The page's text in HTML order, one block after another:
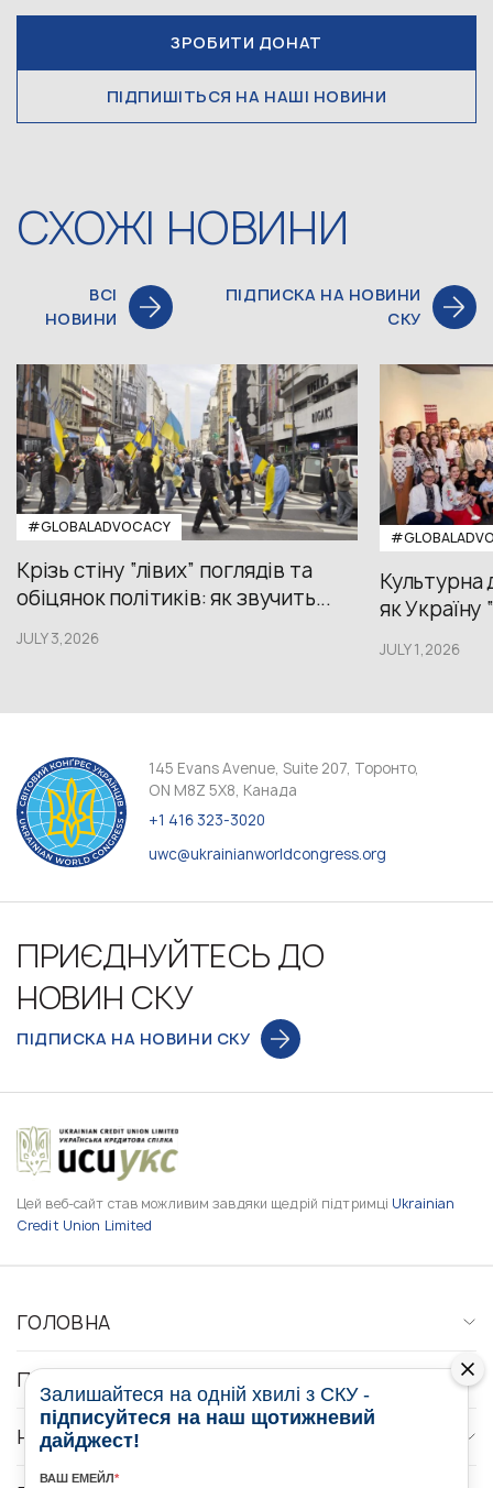
ЗРОБИТИ ДОНАТ
ПІДПИШІТЬСЯ НА НАШІ НОВИНИ
СХОЖІ НОВИНИ
ВСІ
НОВИНИ
ПІДПИСКА НА НОВИНИ
СКУ
#GLOBALADVOCACY
Крізь стіну “лівих” поглядів та
обіцянок політиків: як звучить...
JULY 3,2026
Культурна
як
JULY 1,2026
145 Evans Avenue, Suite 207, Торонто,
ON M8Z 5X8, Канада
+1 416 323-3020
uwc@ukrainianworldcongress.org
ПРИЄДНУЙТЕСЬ ДО
НОВИН СКУ
ПІДПИСКА НА НОВИНИ СКУ
Цей веб-сайт став можливим завдяки щедрій підтримці Ukrainian
Credit Union Limited
ГОЛОВНА
ПРО НАС
НОВИНИ
Залишайтеся на одній хвилі з СКУ -
підписуйтеся на наш щотижневий
дайджест!
ВАШ ЕМЕЙЛ*